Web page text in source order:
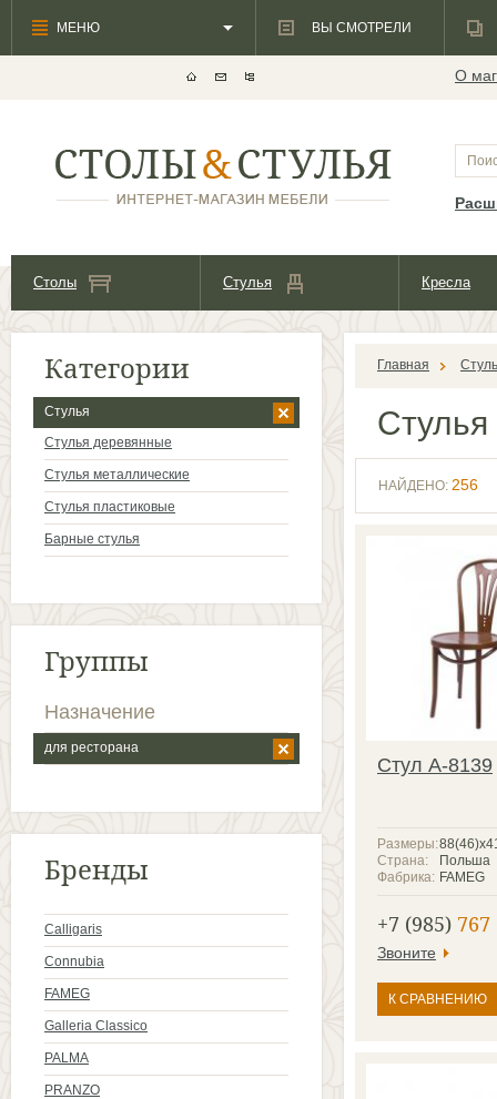
О
Столы Стулья Кресла
Категории
Стулья
Стулья деревянные
Стулья металлические
Cтулья пластиковые
Барные стулья
Группы
Назначение
для ресторана
Бренды
Calligaris
Connubia
FAMEG
Galleria Classico
PALMA
PRANZO
Главная
Стулья
НАЙДЕНО: 256
Стул A-8139
Размеры:
Польша
Страна:
FAMEG
Фабрика:
+7 (985) 767
Звоните
К СРАВНЕНИЮ
МЕНЮ ВЫ СМОТРЕЛИ